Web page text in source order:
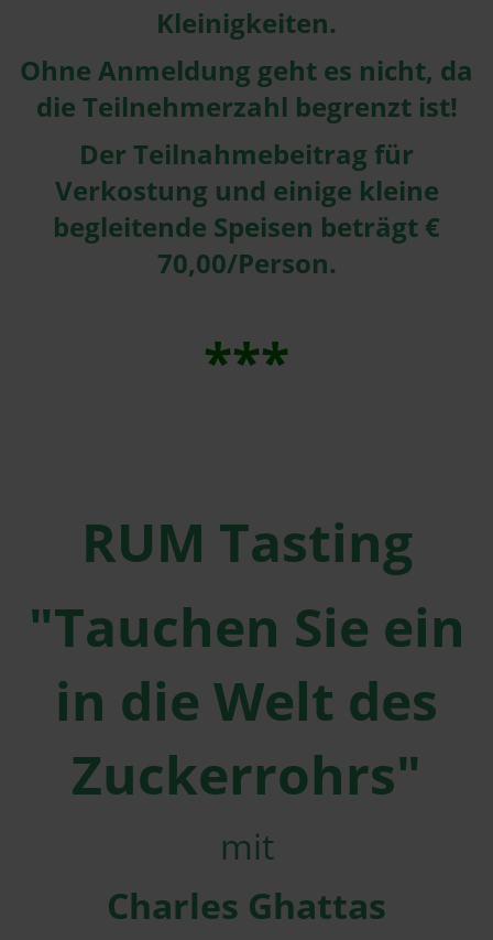
Kleinigkeiten.
Ohne Anmeldung geht es nicht, da
die Teilnehmerzahl begrenzt ist!
Der Teilnahmebeitrag für
Verkostung und einige kleine
begleitende Speisen beträgt €
70,00/Person.
***
RUM Tasting
"Tauchen Sie ein
in die Welt des
Zuckerrohrs"
mit
Charles Ghattas